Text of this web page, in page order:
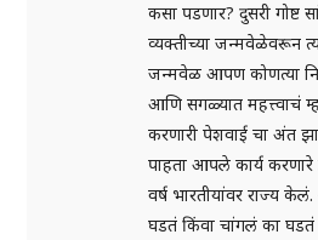
कसा पडणार? दुसरी गोष्ट
व्यक्तीच्या जन्मवेळेवरून
जन्मवेळ आपण कोणत्या
आणि सगळ्यात महत्त्वाचं
करणारी पेशवाई चा अंत
पाहता आपले कार्य
वर्ष भारतीयांवर राज्य
घडतं किंवा चांगलं का घडतं